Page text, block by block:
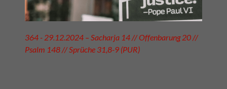
364 - 29.12.2024 – Sacharja 14 // Offenbarung 20 //
Psalm 148 // Sprüche 31,8-9 (PUR)